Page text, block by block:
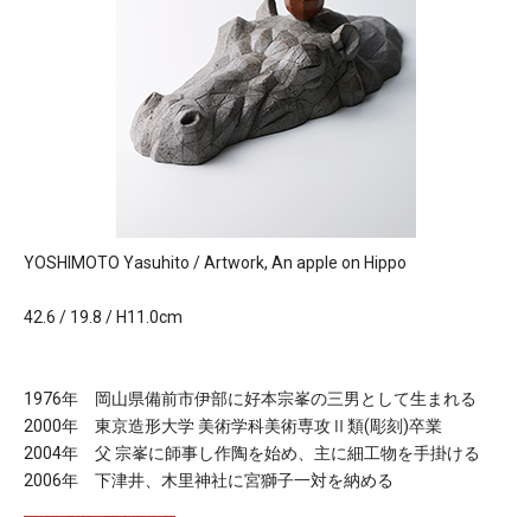
YOSHIMOTO Yasuhito / Artwork, An apple on Hippo
42.6 / 19.8 / H11.0cm
1976年 岡山県備前市伊部に好本宗峯の三男として生まれる
2000年 東京造形大学 美術学科美術専攻Ⅱ類(彫刻)卒業
2004年 父 宗峯に師事し作陶を始め、主に細工物を手掛ける
2006年 下津井、木里神社に宮獅子一対を納める